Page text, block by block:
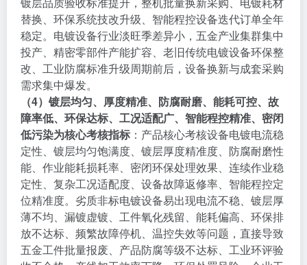
替换、环保系统技改升级、智能程控设备迭代订单全年
稳定。电镀设备行业淡旺季差异小，五金产业集群集中
投产、精密零部件产能扩容、老旧传统电镀设备环保整
改、工业防腐标准升级周期前后，设备换新与成套采购
需求集中爆发。
（4）镀层均匀、厚度精准、防腐耐磨、能耗可控、故
障率低、环保达标、工况适配广、智能程控精准、密闭
低污染为核心考核指标 ：产品核心考核设备电镀电流稳
定性、镀层均匀饱满度、镀层厚度精准度、防腐耐磨性
能、作业能耗损耗率、密闭环保处理效果、连续作业稳
定性、复杂工况适配度、设备故障返修率、智能程控定
位精准度。劣质非标电镀设备易出现电流不稳、镀层厚
薄不均、漏镀虚镀、工件氧化残留、能耗偏高、环保排
放不达标、频繁故障停机、温控失效等问题，直接导致
五金工件批量报废、产品防腐等级不达标、工业环评验